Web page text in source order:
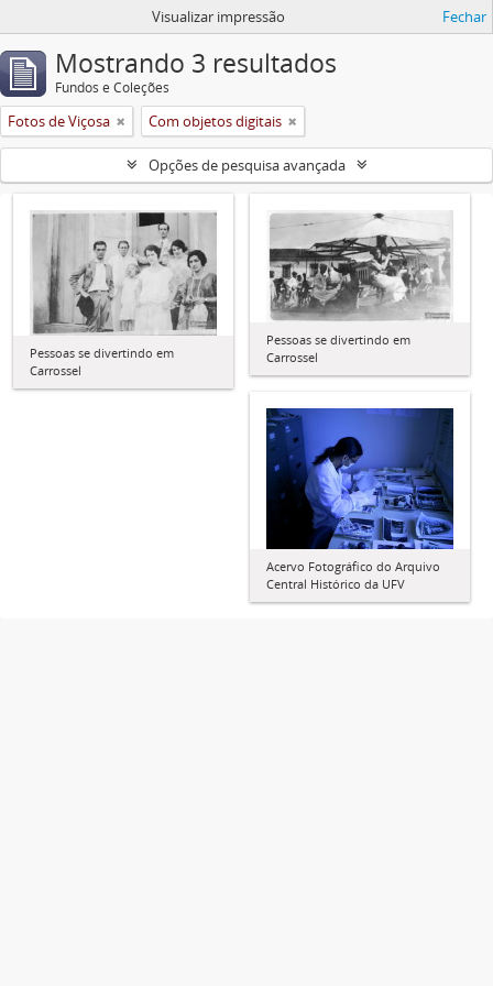
Visualizar impressão Fechar
Mostrando 3 resultados
Fundos e Coleções
Fotos de Viçosa Com objetos digitais
Opções de pesquisa avançada
Pessoas se divertindo em
Carrossel
Pessoas se divertindo em
Carrossel
Acervo Fotográfico do Arquivo
Central Histórico da UFV